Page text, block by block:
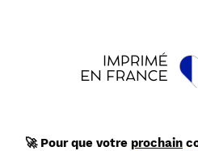
🚀 Pour que votre prochain